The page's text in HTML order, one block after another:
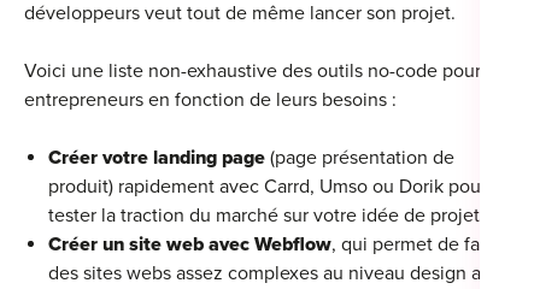
développeurs veut tout de même lancer son projet.
Voici une liste non-exhaustive des outils no-code pour les
entrepreneurs en fonction de leurs besoins :
Créer votre landing page (page présentation de
produit) rapidement avec Carrd, Umso ou Dorik pour
tester la traction du marché sur votre idée de projet ;
Créer un site web avec Webflow, qui permet de faire
des sites webs assez complexes au niveau design avec